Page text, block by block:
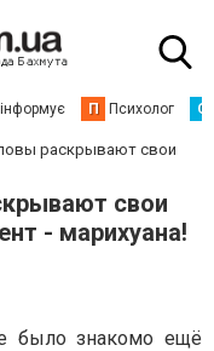
П Психолог С
раскрывают свои
свои
- марихуана!
было знакомо ещё